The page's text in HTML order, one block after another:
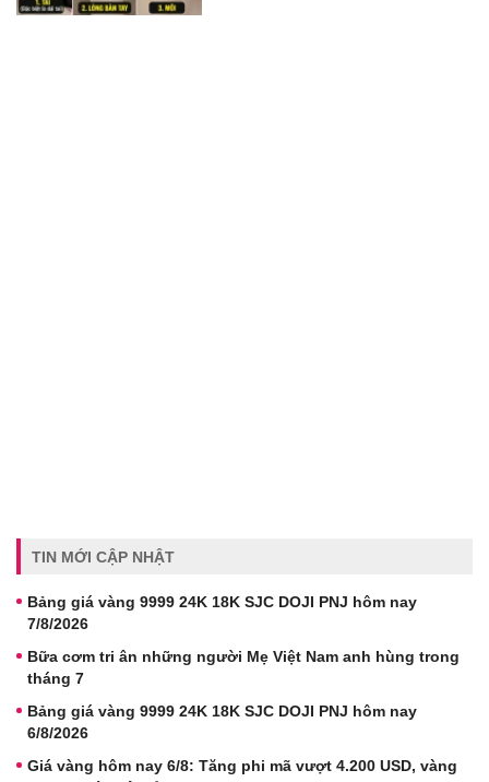
TIN MỚI CẬP NHẬT
Bảng giá vàng 9999 24K 18K SJC DOJI PNJ hôm nay
7/8/2026
Bữa cơm tri ân những người Mẹ Việt Nam anh hùng trong
tháng 7
Bảng giá vàng 9999 24K 18K SJC DOJI PNJ hôm nay
6/8/2026
Giá vàng hôm nay 6/8: Tăng phi mã vượt 4.200 USD, vàng